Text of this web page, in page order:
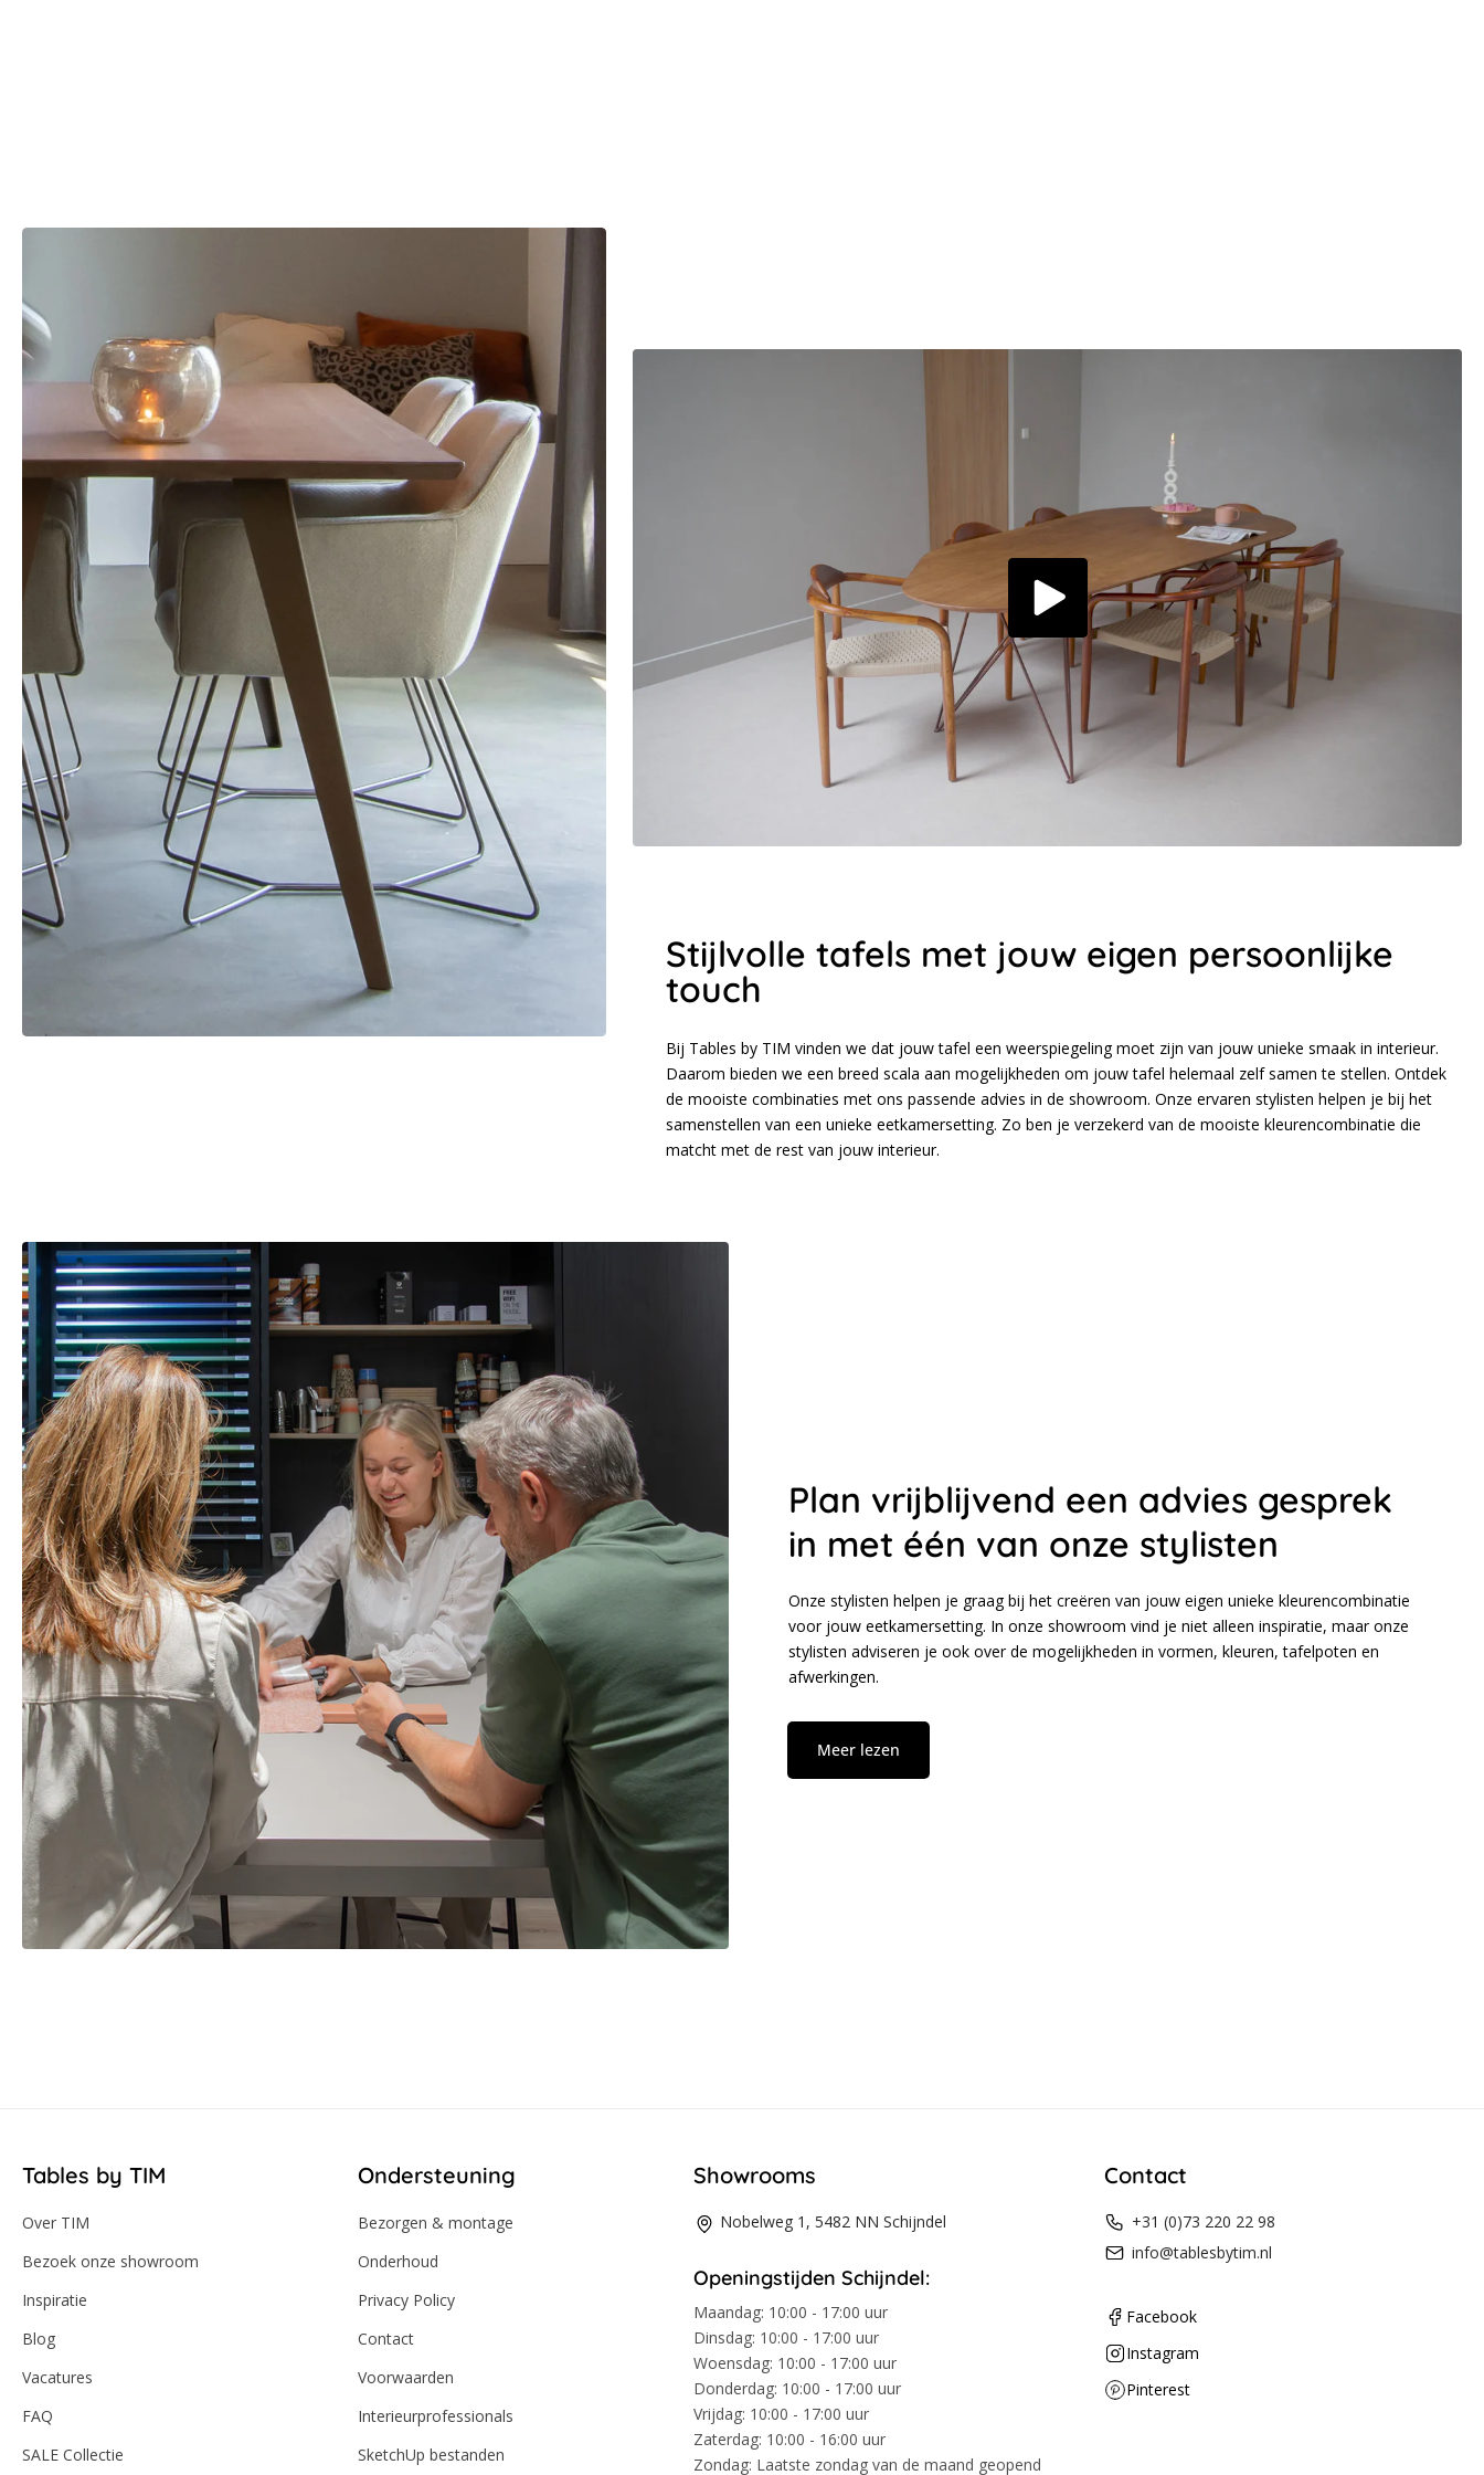
Stijlvolle tafels met jouw eigen persoonlijke
touch
Bij Tables by TIM vinden we dat jouw tafel een weerspiegeling moet zijn van jouw unieke smaak in interieur.
Daarom bieden we een breed scala aan mogelijkheden om jouw tafel helemaal zelf samen te stellen. Ontdek
de mooiste combinaties met ons passende advies in de showroom. Onze ervaren stylisten helpen je bij het
samenstellen van een unieke eetkamersetting. Zo ben je verzekerd van de mooiste kleurencombinatie die
matcht met de rest van jouw interieur.
Plan vrijblijvend een advies gesprek
in met één van onze stylisten
Onze stylisten helpen je graag bij het creëren van jouw eigen unieke kleurencombinatie
voor jouw eetkamersetting. In onze showroom vind je niet alleen inspiratie, maar onze
stylisten adviseren je ook over de mogelijkheden in vormen, kleuren, tafelpoten en
afwerkingen.
Meer lezen
Tables by TIM
Over TIM
Bezoek onze showroom
Inspiratie
Blog
Vacatures
FAQ
SALE Collectie
Ondersteuning
Bezorgen & montage
Onderhoud
Privacy Policy
Contact
Voorwaarden
Interieurprofessionals
SketchUp bestanden
Showrooms
Nobelweg 1, 5482 NN Schijndel
Openingstijden Schijndel:
Maandag: 10:00 - 17:00 uur
Dinsdag: 10:00 - 17:00 uur
Woensdag: 10:00 - 17:00 uur
Donderdag: 10:00 - 17:00 uur
Vrijdag: 10:00 - 17:00 uur
Zaterdag: 10:00 - 16:00 uur
Zondag: Laatste zondag van de maand geopend
Contact
+31 (0)73 220 22 98
info@tablesbytim.nl
Facebook
Instagram
Pinterest